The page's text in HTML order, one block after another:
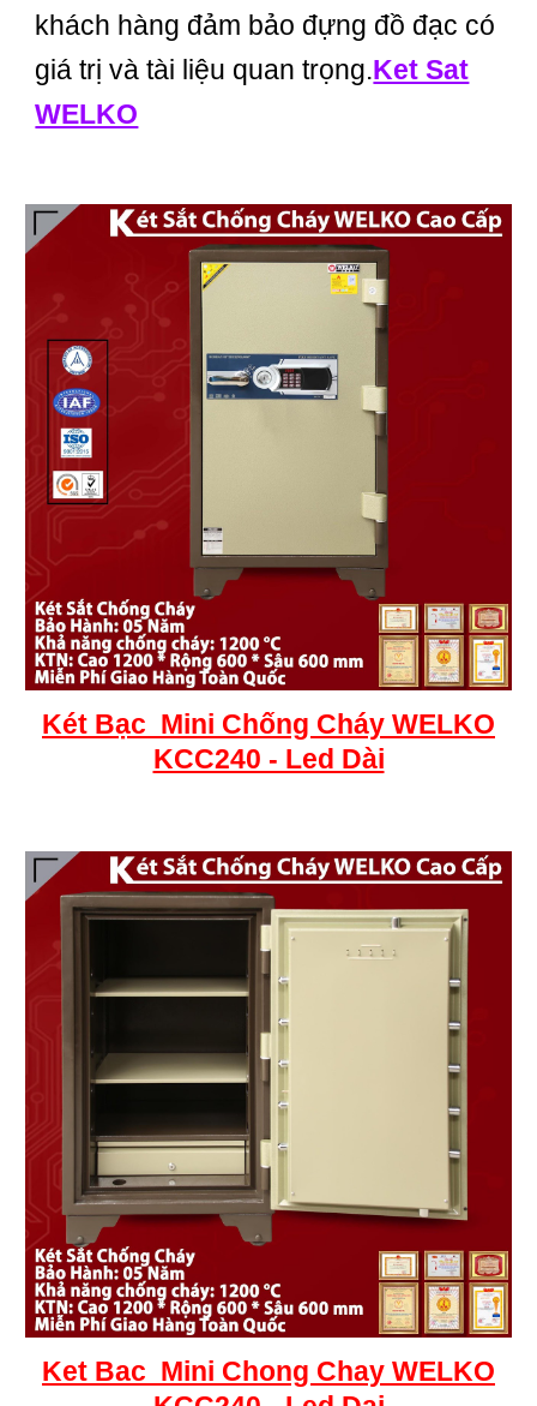
khách hàng đảm bảo đựng đồ đạc có
giá trị và tài liệu quan trọng.Ket Sat
WELKO
Két Bạc Mini Chống Cháy WELKO
KCC240 - Led Dài
Ket Bac Mini Chong Chay WELKO